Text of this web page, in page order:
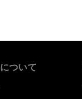
ついて